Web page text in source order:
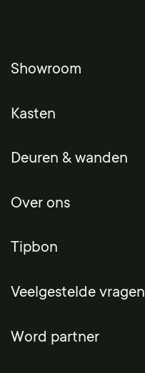
Showroom
Kasten
Deuren & wanden
Over ons
Tipbon
Veelgestelde vragen
Word partner